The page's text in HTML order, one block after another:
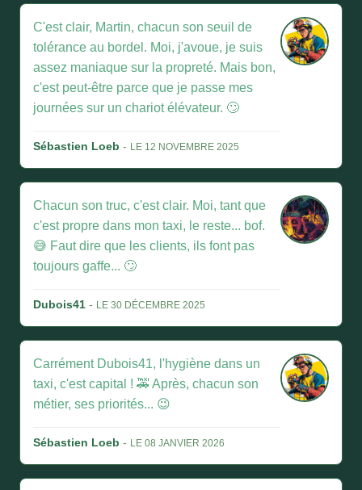
C'est clair, Martin, chacun son seuil de
tolérance au bordel. Moi, j'avoue, je suis
assez maniaque sur la propreté. Mais bon,
c'est peut-être parce que je passe mes
journées sur un chariot élévateur. 🙄
Sébastien Loeb - LE 12 NOVEMBRE 2025
Chacun son truc, c'est clair. Moi, tant que
c'est propre dans mon taxi, le reste... bof.
😅 Faut dire que les clients, ils font pas
toujours gaffe... 🙄
Dubois41 - LE 30 DÉCEMBRE 2025
Carrément Dubois41, l'hygiène dans un
taxi, c'est capital ! 🚕 Après, chacun son
métier, ses priorités... 😉
Sébastien Loeb - LE 08 JANVIER 2026